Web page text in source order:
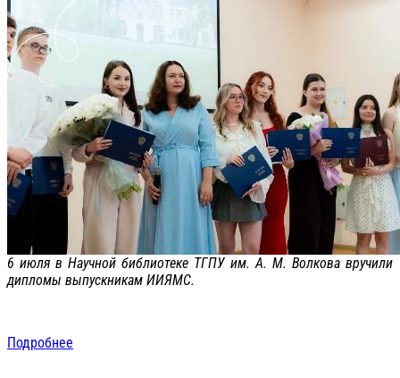
6 июля в Научной библиотеке ТГПУ им. А. М. Волкова вручили
дипломы выпускникам ИИЯМС.
Подробнее